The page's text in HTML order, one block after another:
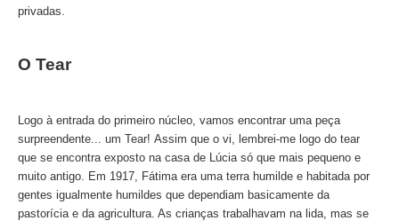
Alentejo com prova de vinhos e azeite
Arrabida com Degustação de Vinhos e Queijo
Rota do Pastor
Rota do Salineiro
Birdwatching EVOA
Passeio de Natureza no Rio Tejo
privadas.
O Tear
Logo à entrada do primeiro núcleo, vamos encontrar uma peça
surpreendente... um Tear! Assim que o vi, lembrei-me logo do tear
que se encontra exposto na casa de Lúcia só que mais pequeno e
muito antigo. Em 1917, Fátima era uma terra humilde e habitada por
gentes igualmente humildes que dependiam basicamente da
pastorícia e da agricultura. As crianças trabalhavam na lida, mas se